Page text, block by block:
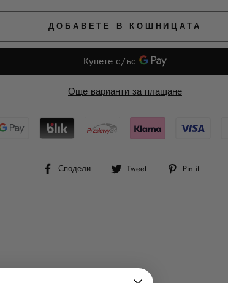
ДОБАВЕТЕ В КОШНИЦАТА
Още варианти за плащане
Сподели
СподелиTweet
Tweet Pin it